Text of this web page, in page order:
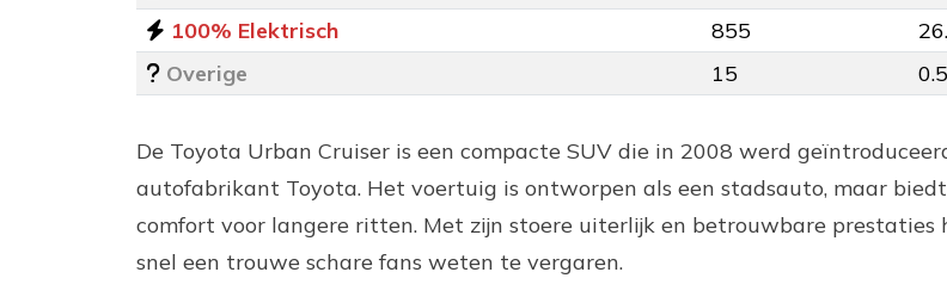
100% Elektrisch
855
Overige
15
De Toyota Urban Cruiser is een compacte SUV die in 2008 werd
autofabrikant Toyota. Het voertuig is ontworpen als een stadsauto, maar
comfort voor langere ritten. Met zijn stoere uiterlijk en betrouwbare prestaties
snel een trouwe schare fans weten te vergaren.